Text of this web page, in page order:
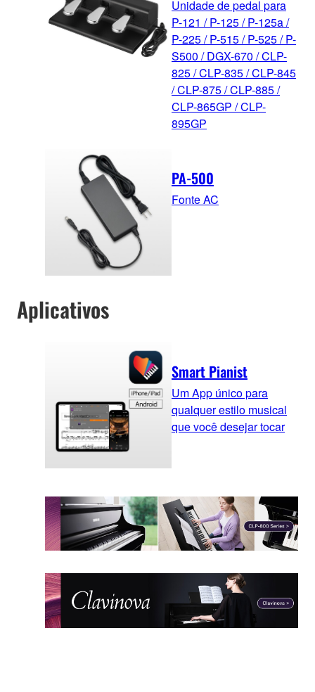
Unidade de pedal para
P-121 / P-125 / P-125a /
P-225 / P-515 / P-525 / P-
S500 / DGX-670 / CLP-
825 / CLP-835 / CLP-845
/ CLP-875 / CLP-885 /
CLP-865GP / CLP-
895GP
PA-500
Fonte AC
Aplicativos
Smart Pianist
Um App único para
qualquer estilo musical
que você desejar tocar